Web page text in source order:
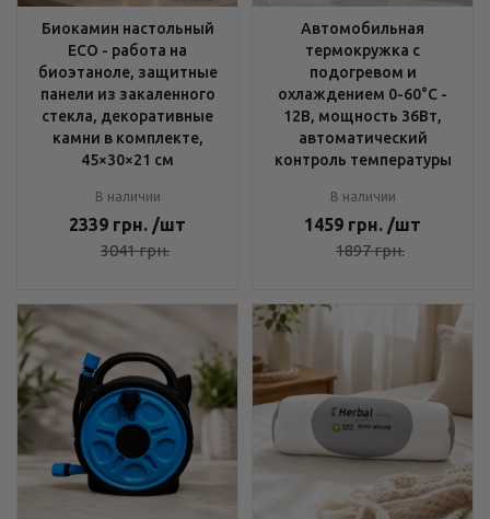
Биокамин настольный
ECO - работа на
биоэтаноле, защитные
панели из закаленного
стекла, декоративные
камни в комплекте,
45×30×21 см
В наличии
2339 грн. /шт
3041грн.
Автомобильная
термокружка с
подогревом и
охлаждением 0-60°C -
12В, мощность 36Вт,
автоматический
контроль температуры
В наличии
1459 грн. /шт
1897грн.